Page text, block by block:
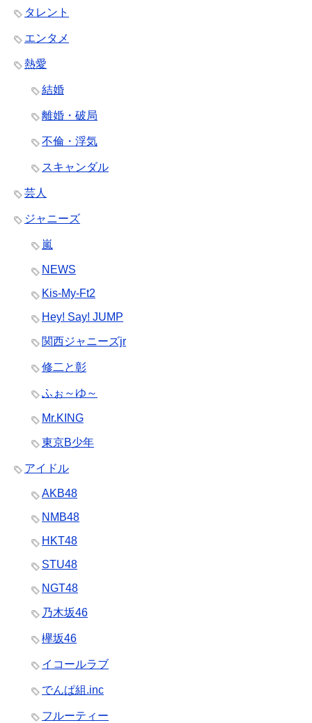
タレント
エンタメ
熱愛
結婚
離婚・破局
不倫・浮気
スキャンダル
芸人
ジャニーズ
嵐
NEWS
Kis-My-Ft2
Hey! Say! JUMP
関西ジャニーズjr
修二と彰
ふぉ～ゆ～
Mr.KING
東京B少年
アイドル
AKB48
NMB48
HKT48
STU48
NGT48
乃木坂46
欅坂46
イコールラブ
でんぱ組.inc
フルーティー